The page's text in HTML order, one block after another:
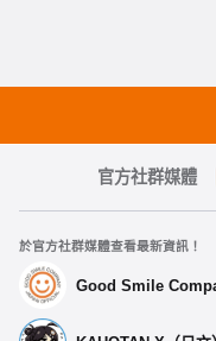
官方社群媒體
於官方社群媒體查看最新資訊！
Good Smile